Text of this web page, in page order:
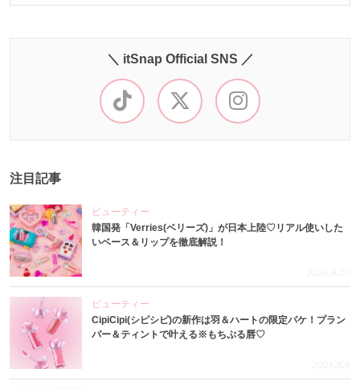
＼ itSnap Official SNS ／
注目記事
ビューティー
韓国発「Verries(ベリーズ)」が日本上陸♡リアル使いした
いベース＆リップを徹底解説！
2026.8.10
ビューティー
CipiCipi(シピシピ)の新作は羽＆ハートの限定パケ！プラン
パー＆ティントで叶える※もちぷる唇♡
2026.8.6